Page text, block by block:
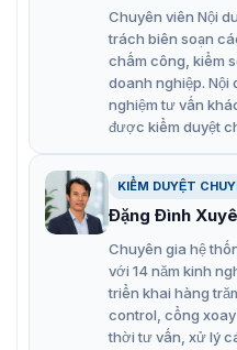
Camera mạng 12MP
Tổng hợp tính
2CD63C2F-I(V)(S)
Hình ảnh độ phân giải
Chuyên viên Nội
trách biên soạn
chấm công, kiểm
doanh nghiệp.
nghiệm tư vấn
được kiểm duyệt
KIỂM DUYỆT
Đặng Đình
Chuyên gia hệ
với 14 năm kinh
triển khai hàng
control, cổng
thời tư vấn, xử lý